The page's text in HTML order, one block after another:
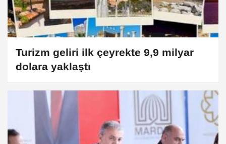
Turizm geliri ilk çeyrekte 9,9 milyar
dolara yaklaştı